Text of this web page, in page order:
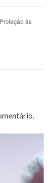
às